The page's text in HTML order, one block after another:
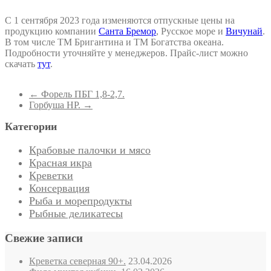
С 1 сентября 2023 года изменяются отпускные цены на
продукцию компании Санта Бремор, Русское море и Вичунай.
В том числе ТМ Бригантина и ТМ Богатства океана.
Подробности уточняйте у менеджеров. Прайс-лист можно
скачать тут.
← Форель ПБГ 1,8-2,7.
Горбуша НР. →
Категории
Крабовые палочки и мясо
Красная икра
Креветки
Консервация
Рыба и морепродукты
Рыбные деликатесы
Свежие записи
Креветка северная 90+. 23.04.2026